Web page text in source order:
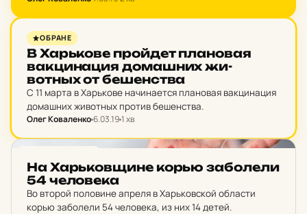
НОВИНИ ХАРКОВА
ОБРАНЕ
В Харь­ко­ве прой­дет пла­но­вая
вак­ци­на­ция до­маш­них жи­
вотных от бе­шен­ства
С 11 марта в Харькове начинается плановая вакцинация
домашних животных против бешенства.
Олег Коваленко6.03.191 хв
На Харь­ков­щи­не корью за­бо­ле­ли
54 че­ло­ве­ка
Во второй половине апреля в Харьковской области
корью заболели 54 человека, из них 14 детей.